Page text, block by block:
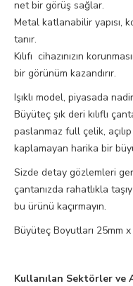
net bir görüş sağlar.
Metal katlanabilir yapısı,
tanır.
Kılıfı cihazınızın
bir görünüm kazandırır.
Işıklı model, piyasada
Büyüteç şık deri kılıflı
paslanmaz full çelik,
kaplamayan harika bir
Sizde detay gözlemleri
çantanızda rahatlıkla
bu ürünü kaçırmayın.
Büyüteç Boyutları 25mm
Kullanılan Sektörler ve